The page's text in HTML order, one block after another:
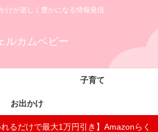
けが楽しく豊かになる情報発信
ルカムベビー
子育て
お出かけ
るだけで最大1万円引き】Amazonらく